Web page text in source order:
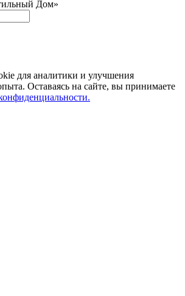
Дом»
для аналитики и улучшения
Оставаясь на сайте, вы принимаете